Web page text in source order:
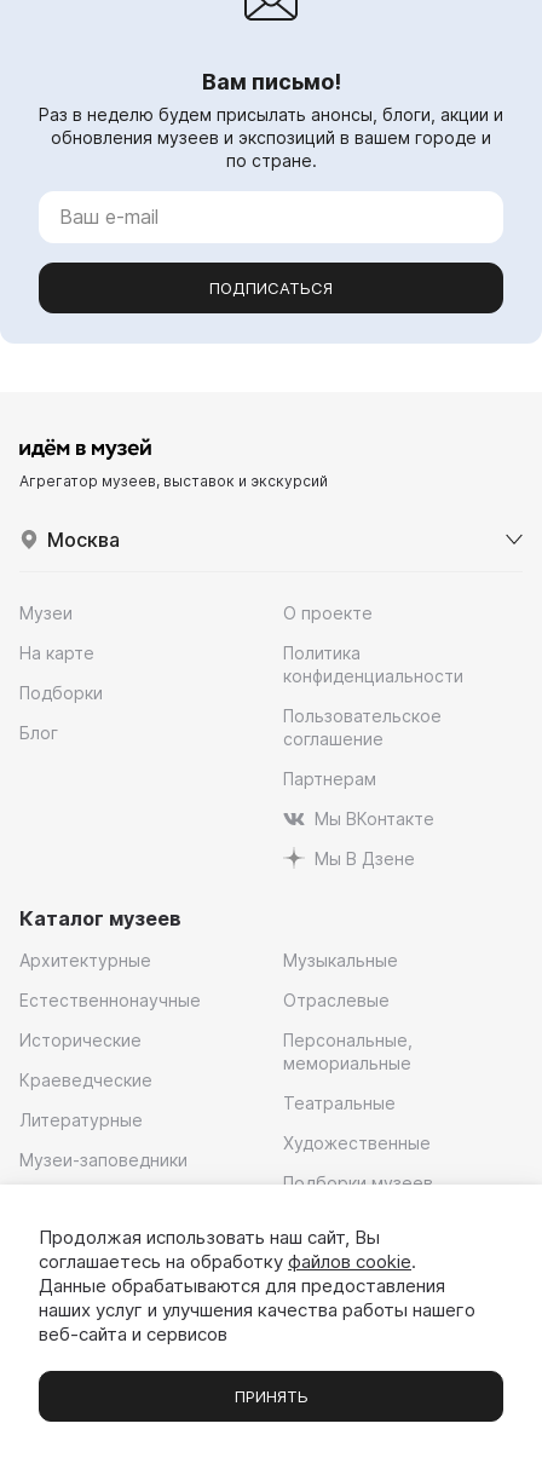
Вам письмо!
Раз в неделю будем присылать анонсы, блоги, акции и
обновления музеев и экспозиций в вашем городе и
по стране.
ПОДПИСАТЬСЯ
Агрегатор музеев, выставок и экскурсий
Москва
Музеи
На карте
Подборки
Блог
О проекте
Политика
конфиденциальности
Пользовательское
соглашение
Партнерам
Мы ВКонтакте
Мы В Дзене
Каталог музеев
Архитектурные
Естественнонаучные
Исторические
Краеведческие
Литературные
Музеи-заповедники
Музыкальные
Отраслевые
Персональные,
мемориальные
Театральные
Художественные
Подборки музеев
Скачать приложение
Музеи Выставки Экскурсии Чаты Вы
Продолжая использовать наш сайт, Вы
соглашаетесь на обработку файлов cookie.
Данные обрабатываются для предоставления
наших услуг и улучшения качества работы нашего
веб-сайта и сервисов
ПРИНЯТЬ